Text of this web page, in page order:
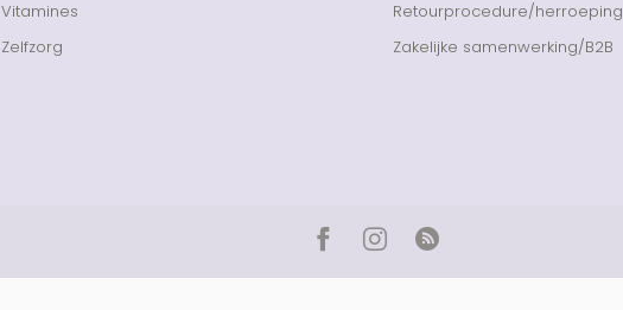
Vitamines
Zelfzorg
Retourprocedure/herroeping
Zakelijke samenwerking/B2B